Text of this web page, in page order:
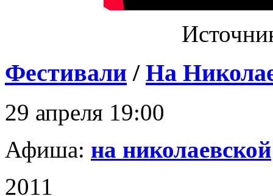
Фестивали / На
29 апреля 19:00
Афиша: на николаевской
2011